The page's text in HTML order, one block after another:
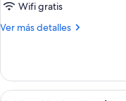
Privado
Wifi gratis
Ver más detalles
Más
doble
con
Abrir